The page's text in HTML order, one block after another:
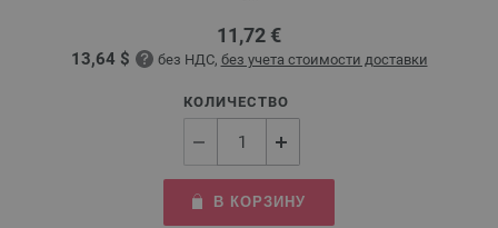
11,72 €
13,64 $ без НДС, без учета стоимости доставки
КОЛИЧЕСТВО
В КОРЗИНУ